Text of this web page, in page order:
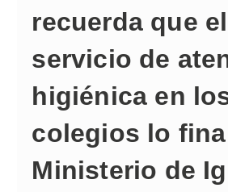
recuerda que el
servicio de
higiénica en
colegios lo
Ministerio de